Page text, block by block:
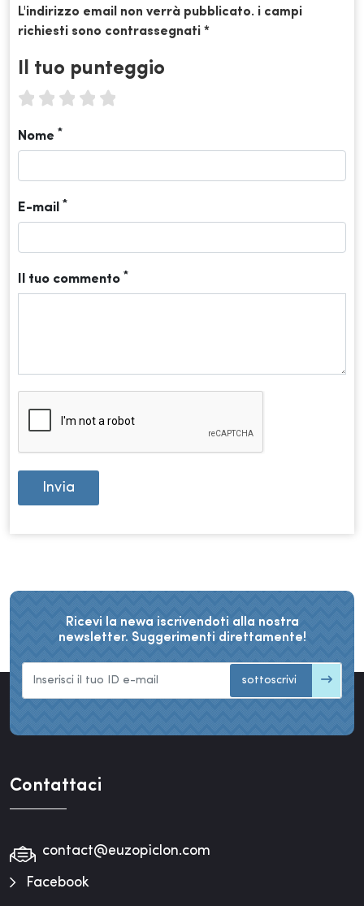
L'indirizzo email non verrà pubblicato. i campi
richiesti sono contrassegnati *
Il tuo punteggio
4 stars
3 stars
2 stars
1 star
Nome *
E-mail *
Il tuo commento *
Invia
Ricevi la newa iscrivendoti alla nostra
newsletter. Suggerimenti direttamente!
sottoscrivi
Contattaci
contact@euzopiclon.com
Facebook